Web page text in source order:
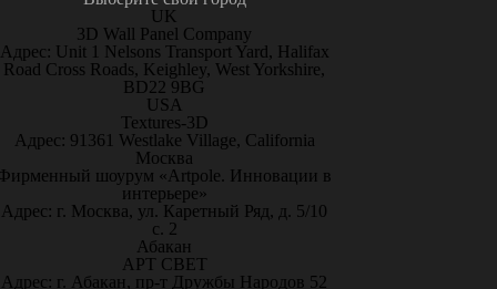
UK
3D Wall Panel Company
Адрес: Unit 1 Nelsons Transport Yard, Halifax
Road Cross Roads, Keighley, West Yorkshire,
BD22 9BG
USA
Textures-3D
Адрес: 91361 Westlake Village, California
Москва
шоурум «Artpole. Инновации в
интерьере»
Адрес: г. Москва, ул. Каретный Ряд, д. 5/10
с. 2
Абакан
АРТ СВЕТ
Адрес: г. Абакан, пр-т Дружбы Народов 52